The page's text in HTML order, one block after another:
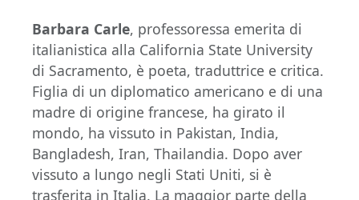
Barbara Carle, professoressa emerita di
italianistica alla California State University
di Sacramento, è poeta, traduttrice e critica.
Figlia di un diplomatico americano e di una
madre di origine francese, ha girato il
mondo, ha vissuto in Pakistan, India,
Bangladesh, Iran, Thailandia. Dopo aver
vissuto a lungo negli Stati Uniti, si è
trasferita in Italia. La maggior parte della